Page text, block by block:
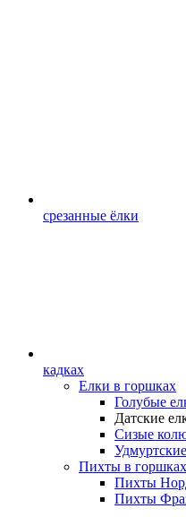
срезанные ёлки
кадках
Елки в горшках
Голубые
Датские
Сизые
Пихты в горшках
Пихты
Пихты